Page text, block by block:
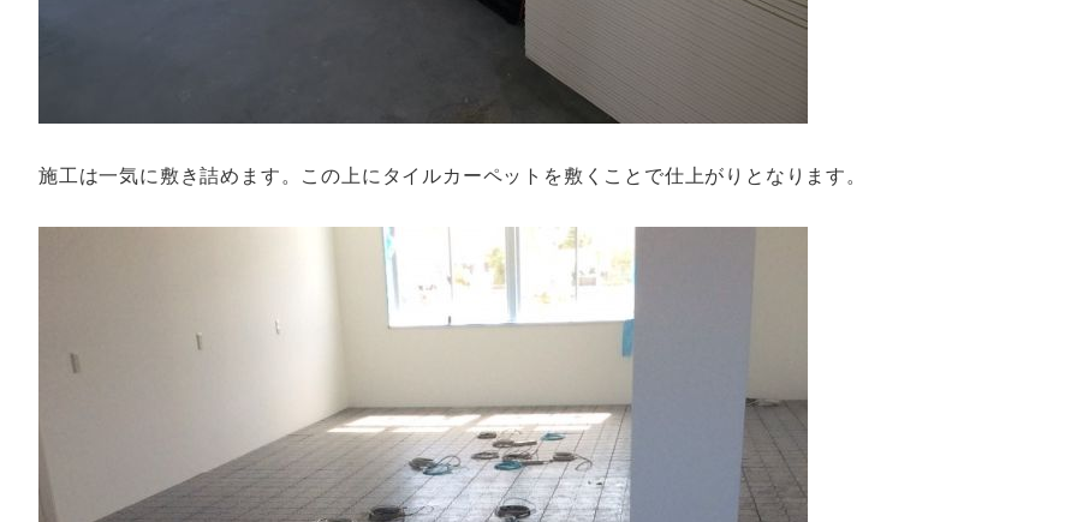
施工は一気に敷き詰めます。この上にタイルカーペットを敷くことで仕上がりとなります。